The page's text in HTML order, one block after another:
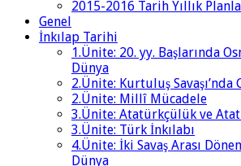
2015-2016 Tarih Yıllık
Genel
İnkılap Tarihi
1.Ünite: 20. yy. Başlarında
Dünya
2.Ünite: Kurtuluş Savaşı’nda
2.Ünite: Millî Mücadele
3.Ünite: Atatürkçülük ve
3.Ünite: Türk İnkılabı
4.Ünite: İki Savaş Arası
Dünya